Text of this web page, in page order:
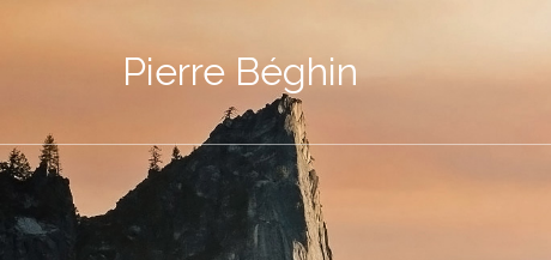
Pierre Béghin